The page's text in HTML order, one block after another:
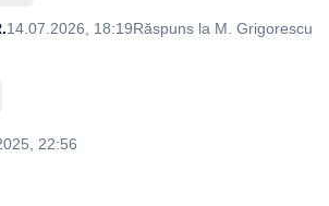
14.07.2026, 18:19Răspuns la M. Grigorescu
22:56